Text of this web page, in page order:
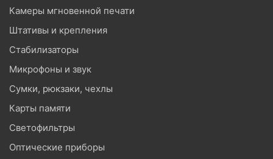
Камеры мгновенной печати
Штативы и крепления
Стабилизаторы
Микрофоны и звук
Сумки, рюкзаки, чехлы
Карты памяти
Светофильтры
Оптические приборы